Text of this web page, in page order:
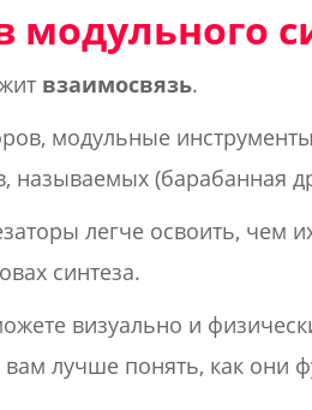
взаимосвязь.
модульные
называемых (барабанная
легче освоить, чем
синтеза.
визуально и
лучше понять, как они